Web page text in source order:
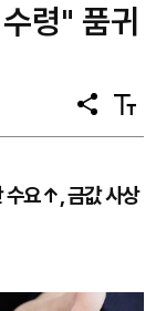
령" 품귀
공
유
텍
스
기
수요↑, 금값 사상